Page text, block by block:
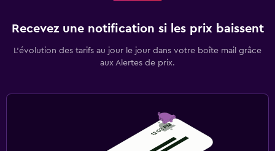
Recevez une notification si les prix baissent
L’évolution des tarifs au jour le jour dans votre boîte mail grâce
aux Alertes de prix.